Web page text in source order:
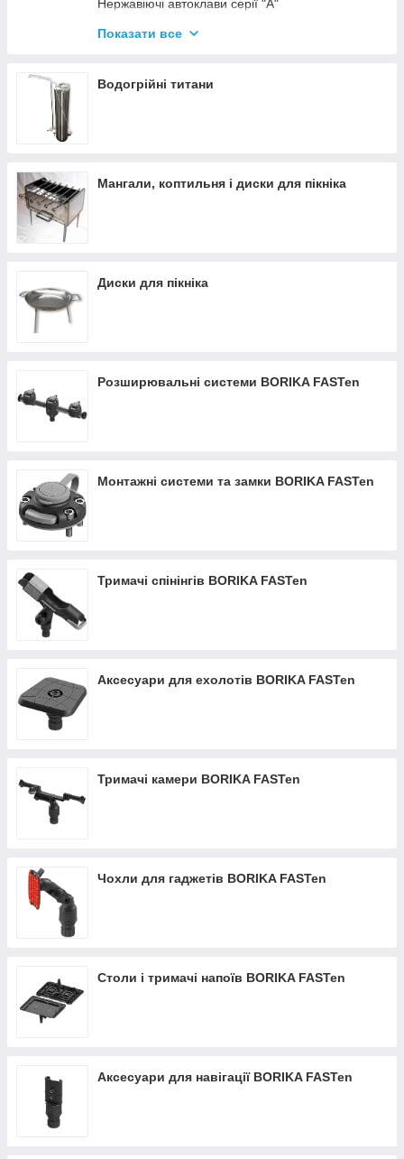
Нержавіючі автоклави серії "А"
Промислові автоклави
Комплектуючі для автоклавів
Показати все
Водогрійні титани
Мангали, коптильня і диски для пікніка
Диски для пікніка
Розширювальні системи BORIKA FASTen
Монтажні системи та замки BORIKA FASTen
Тримачі спінінгів BORIKA FASTen
Аксесуари для ехолотів BORIKA FASTen
Тримачі камери BORIKA FASTen
Чохли для гаджетів BORIKA FASTen
Столи і тримачі напоїв BORIKA FASTen
Аксесуари для навігації BORIKA FASTen